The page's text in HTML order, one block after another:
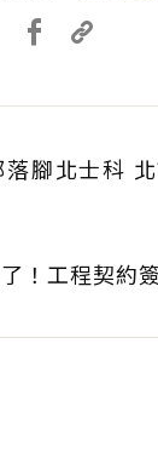
腳北士科
！工程契約